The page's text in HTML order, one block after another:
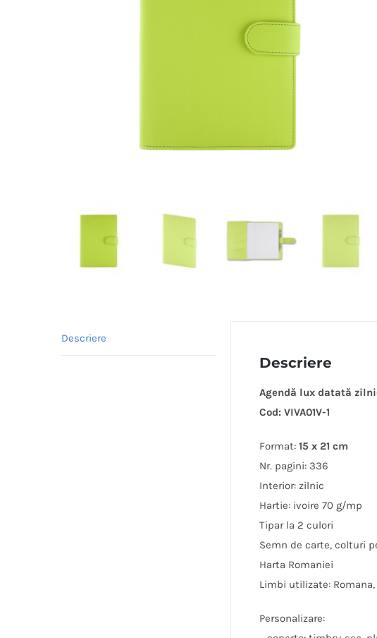
Descriere
Descriere
Agendă lux datată
Cod: VIVA01V-1
Format: 15 x 21 cm
Nr. pagini: 336
Interior: zilnic
Hartie: ivoire 70 g/mp
Tipar la 2 culori
Semn de carte, colturi
Harta Romaniei
Limbi utilizate: Romana,
Personalizare: